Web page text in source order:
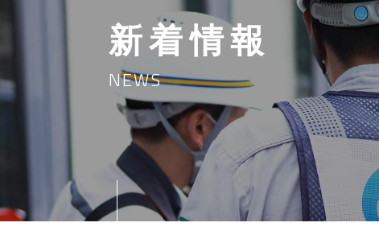
一宮事業所
岐阜導管事業所
大垣事業所
新着情報
NEWS